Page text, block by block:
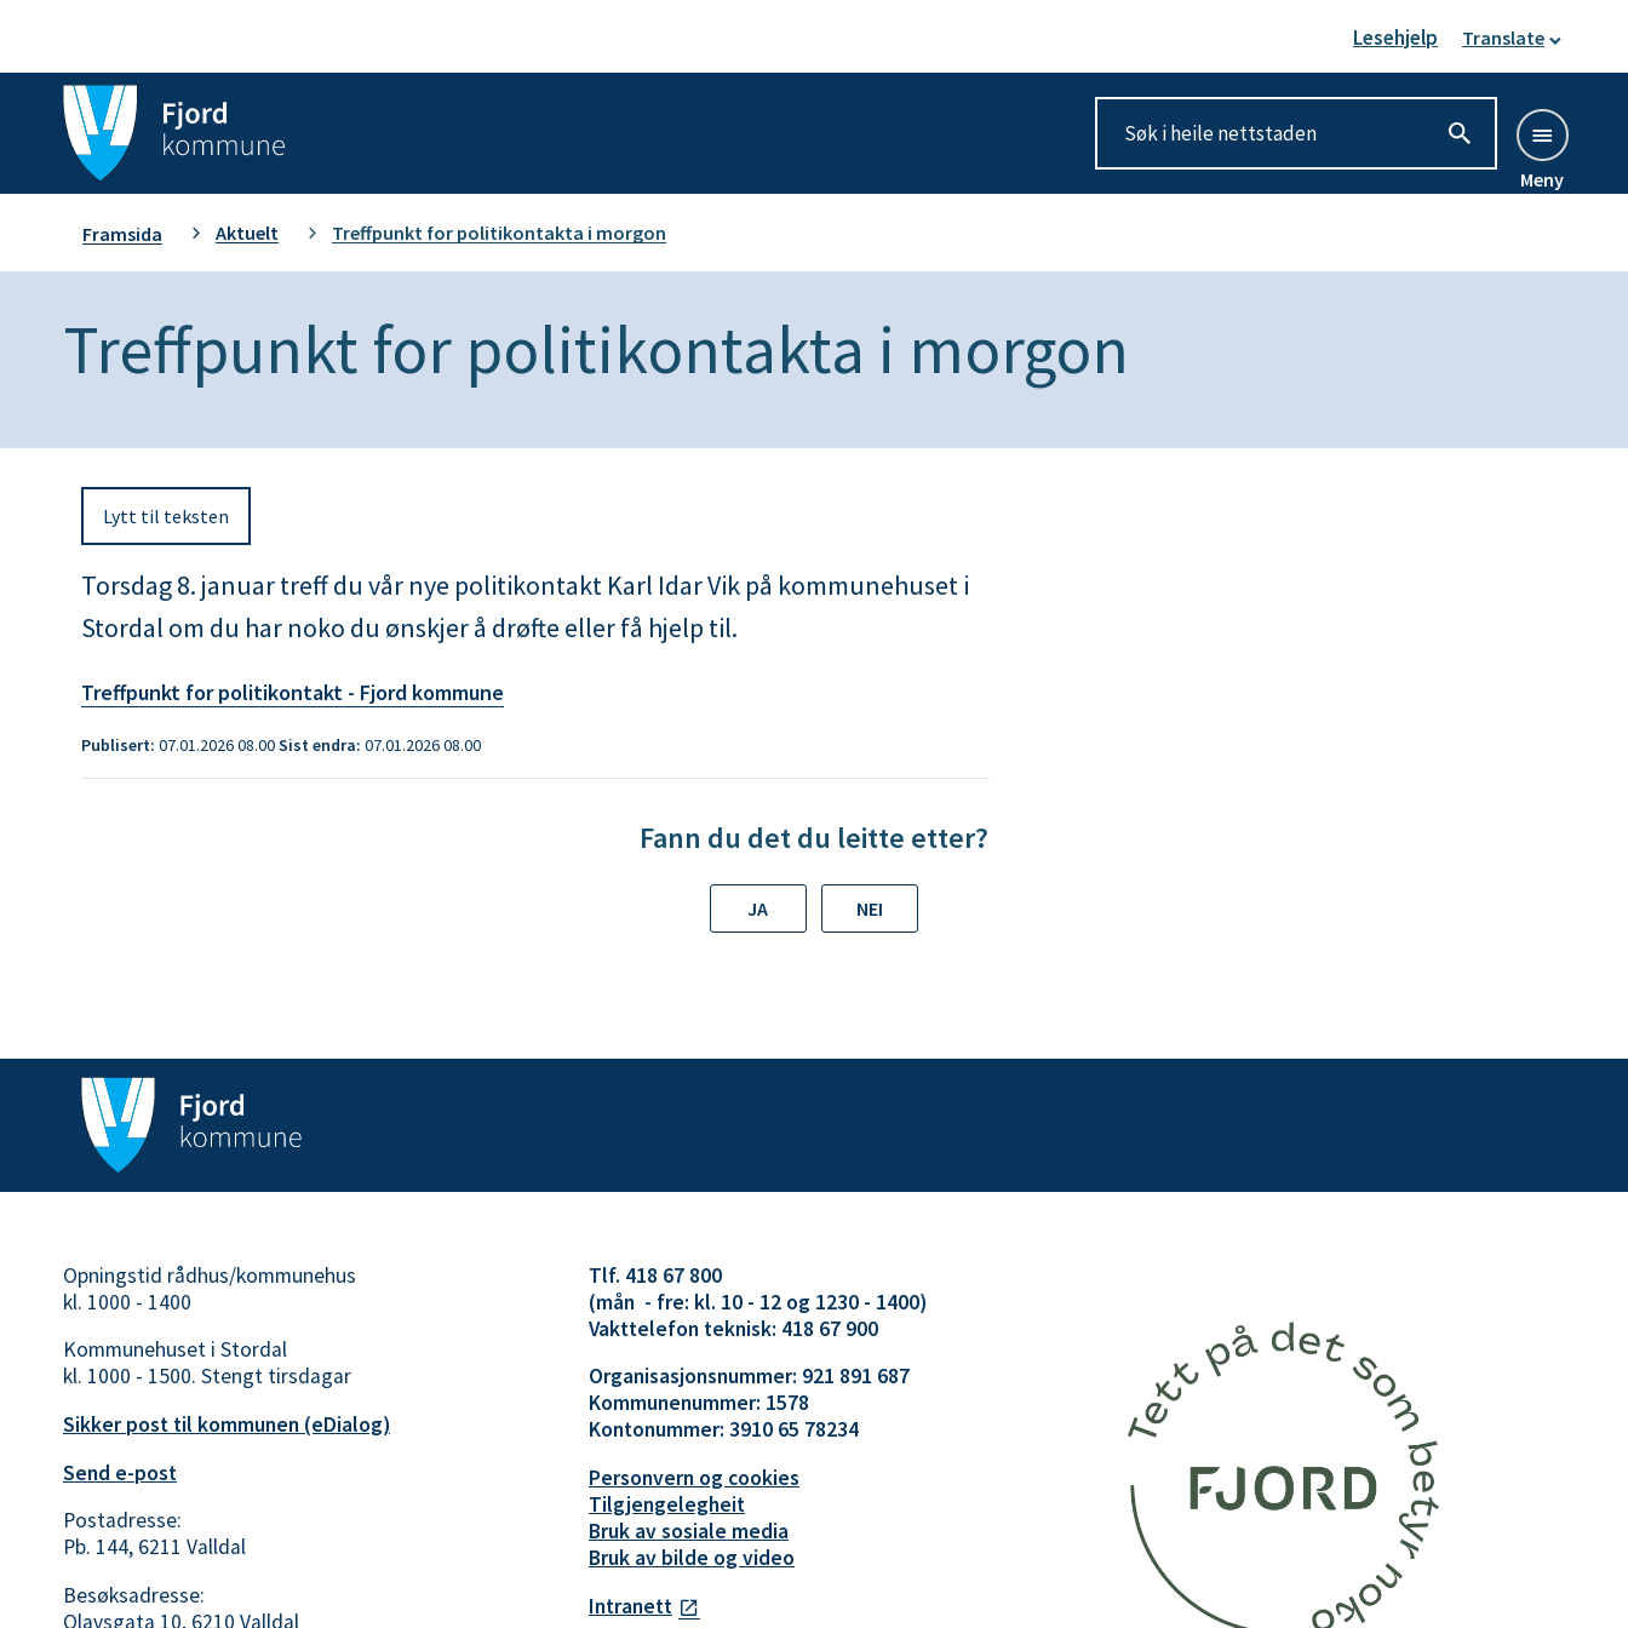
Lesehjelp Translate
j
o
r
d
k
o
u
n
e
Meny
D
Framsida Aktuelt Treffpunkt for politikontakta i morgon
Treffpunkt for politikontakta i morgon
Lytt til teksten
Torsdag 8. januar treff du vår nye politikontakt Karl Idar Vik på kommunehuset i
Stordal om du har noko du ønskjer å drøfte eller få hjelp til.
Treffpunkt for politikontakt - Fjord kommune
Publisert 07.01.2026 08.00Sist endra 07.01.2026 08.00
Fann du det du leitte etter?
JA NEI
Opningstid rådhus/kommunehus
kl. 1000 - 1400
Kommunehuset i Stordal
kl. 1000 - 1500. Stengt tirsdagar
Sikker post til kommunen (eDialog)
Send e-post
Postadresse:
Pb. 144, 6211 Valldal
Besøksadresse:
Olavsgata 10, 6210 Valldal
Tlf. 418 67 800
(mån - fre: kl. 10 - 12 og 1230 - 1400)
Vakttelefon teknisk: 418 67 900
Organisasjonsnummer: 921 891 687
Kommunenummer: 1578
Kontonummer: 3910 65 78234
Personvern og cookies
Tilgjengelegheit
Bruk av sosiale media
Bruk av bilde og video
Intranett